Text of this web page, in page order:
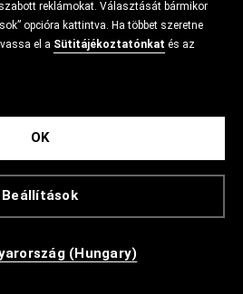
reklámokat. Választását bármikor
opcióra kattintva. Ha többet szeretne
el a Sütitájékoztatónkat és az
Beállítások
OK
(Hungary)